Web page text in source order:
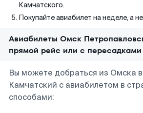
Камчатского.
Покупайте авиабилет на неделе, а
Авиабилеты Омск
прямой рейс или с пересадками
Вы можете добраться из Омска
Камчатский с авиабилетом в
способами: